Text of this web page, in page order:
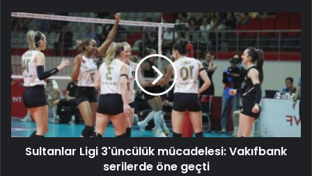
Sultanlar Ligi 3'üncülük mücadelesi: Vakıfbank
serilerde öne geçti